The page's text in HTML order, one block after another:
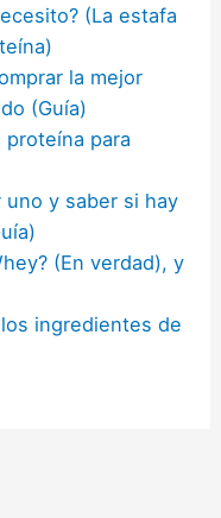
(La estafa
la mejor
(Guía)
para
uno y saber si hay
(En verdad), y
ingredientes de